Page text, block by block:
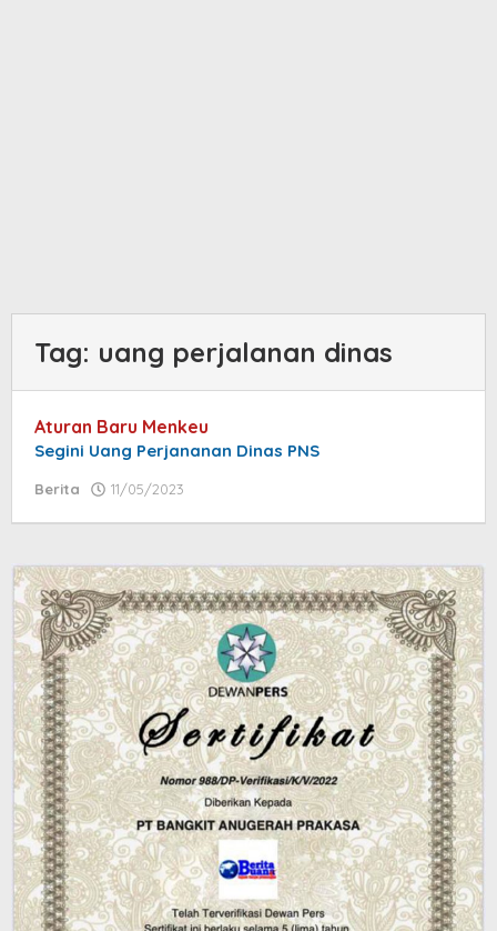
Tag: uang perjalanan dinas
Aturan Baru Menkeu
Segini Uang Perjananan Dinas PNS
Berita 11/05/2023